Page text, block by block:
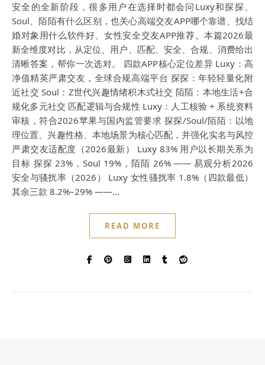
安全的全新阶段，很多用户在选择时都会问Luxy和探探、
Soul、陌陌有什么区别，也关心高端交友APP哪个靠谱、找结
婚对象用什么软件好、女性安全交友APP推荐。本篇2026最
新全维度对比，从定位、用户、匹配、安全、合规、消费给出
清晰答案，帮你一次选对。 四款APP核心定位差异 Luxy：高
净值精英严肃交友，全球合规高端平台 探探：年轻轻量化附
近社交 Soul：Z世代兴趣情绪积木式社交 陌陌：本地生活+合
规化多元社交 匹配逻辑与合规性 Luxy：人工核验 + 系统资料
审核，符合2026苹果与国内监管要求 探探/Soul/陌陌：以地
理位置、兴趣性格、本地场景为核心匹配，并强化实名与风控
严肃交友适配度（2026最新） Luxy 83% 用户以长期关系为
目标 探探 23%，Soul 19%，陌陌 26% —— 易观分析2026
安全与骚扰率（2026） Luxy 女性骚扰率 1.8%（四款最低）
其余三款 8.2%–29% ——…
READ MORE